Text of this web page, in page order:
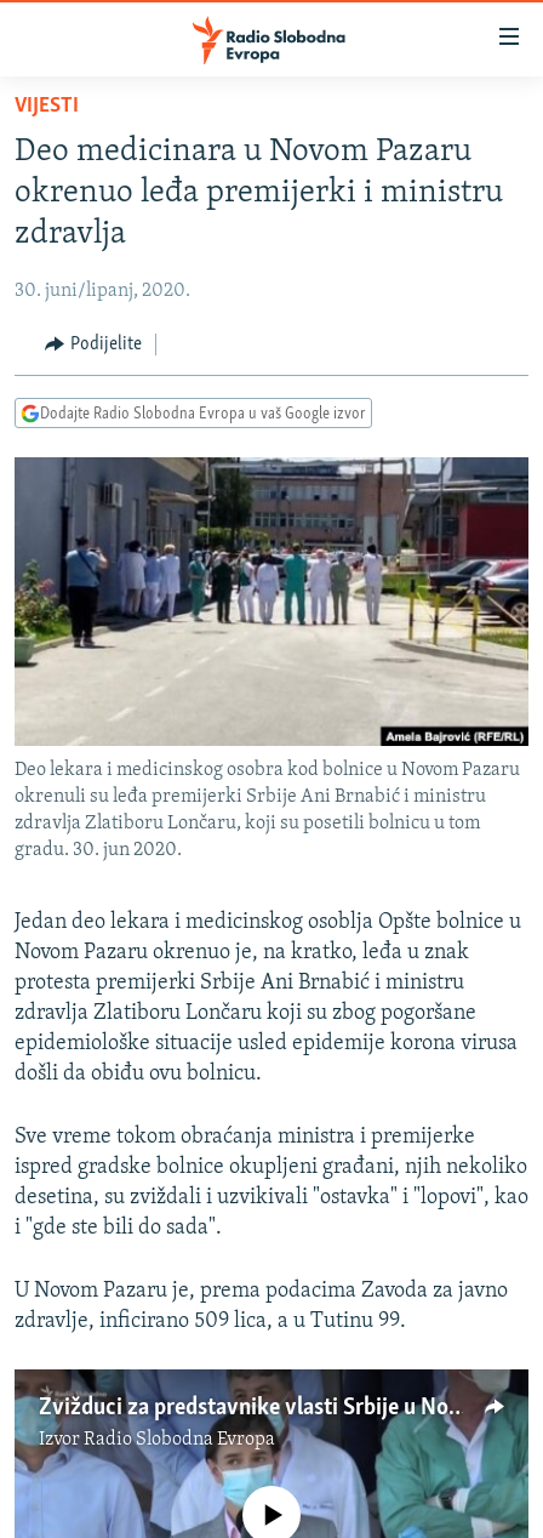
Pređite
glavni
sadržaj
Pređite
na
glavnu
navigaciju
Pređite
na
pretragu
BOSNA I HERCEGOVINA
SRBIJA
CRNA GORA
VIZUELNO
INFOGRAFIKE
RAT U UKRAJINI
KINA NA BALKANU
RSE PRIČE IZ SVIJETA
ISPRIČAJ MI
DNEVNO@RSE
SPECIJALI RSE
VIŠE OD NASLOVA
GENOCID U SREBRENICI
POPLAVE I KLIZIŠTA U BIH 2024.
TV LIBERTY
MOJA EVROPA
TRI DECENIJE OD RATA U BIH
SVE KARTE DEJTONA
NASTANAK I RASPAD JUGOSLAVIJE
Sve RFE/RL stranice
VIJESTI
Deo medicinara u Novom Pazaru
okrenuo leđa premijerki i ministru
zdravlja
30. juni/lipanj, 2020.
Podijelite
Dodajte Radio Slobodna Evropa u vaš Google izvor
Deo lekara i medicinskog osobra kod bolnice u Novom Pazaru
okrenuli su leđa premijerki Srbije Ani Brnabić i ministru
zdravlja Zlatiboru Lončaru, koji su posetili bolnicu u tom
gradu. 30. jun 2020.
Jedan deo lekara i medicinskog osoblja Opšte bolnice u
Novom Pazaru okrenuo je, na kratko, leđa u znak
protesta premijerki Srbije Ani Brnabić i ministru
zdravlja Zlatiboru Lončaru koji su zbog pogoršane
epidemiološke situacije usled epidemije korona virusa
došli da obiđu ovu bolnicu.
Sve vreme tokom obraćanja ministra i premijerke
ispred gradske bolnice okupljeni građani, njih nekoliko
desetina, su zviždali i uzvikivali "ostavka" i "lopovi", kao
i "gde ste bili do sada".
U Novom Pazaru je, prema podacima Zavoda za javno
zdravlje, inficirano 509 lica, a u Tutinu 99.
Zvižduci za predstavnike vlasti Srbije u Novom Pazaru
IzvorRadio Slobodna Evropa
No media source currently available